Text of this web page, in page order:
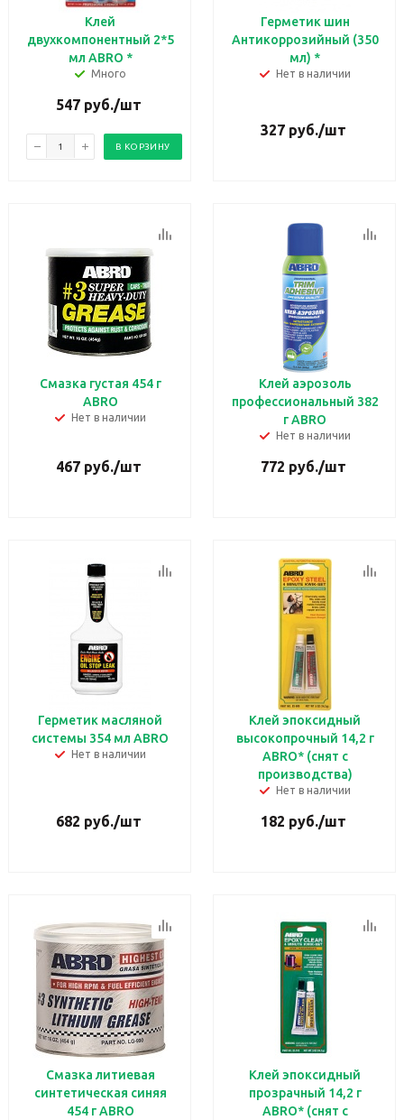
Клей
двухкомпонентный 2*5
мл ABRO *
Много
547руб./шт
В КОРЗИНУ
Герметик шин
Антикоррозийный (350
мл) *
Нет в наличии
327руб./шт
Смазка густая 454 г
ABRO
Нет в наличии
467руб./шт
Клей аэрозоль
профессиональный 382
г ABRO
Нет в наличии
772 руб./шт
Герметик масляной
системы 354 мл ABRO
Нет в наличии
682 руб./шт
Клей эпоксидный
высокопрочный 14,2 г
ABRO* (снят с
производства)
Нет в наличии
182 руб./шт
Смазка литиевая
синтетическая синяя
454 г ABRO
Клей эпоксидный
прозрачный 14,2 г
ABRO* (снят с